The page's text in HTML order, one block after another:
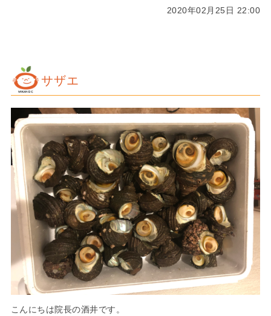
2020年02月25日 22:00
サザエ
こんにちは院長の酒井です。